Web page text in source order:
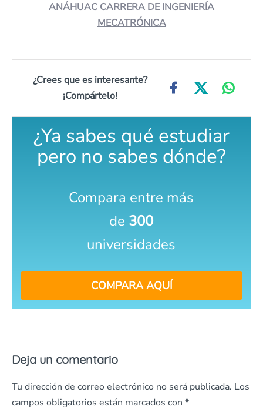
ANÁHUAC CARRERA DE INGENIERÍA
MECATRÓNICA
¿Crees que es interesante?
¡Compártelo!
¿Ya sabes qué estudiar
pero no sabes dónde?
Compara entre más
de 300
universidades
COMPARA AQUÍ
Deja un comentario
Tu dirección de correo electrónico no será publicada. Los
campos obligatorios están marcados con *